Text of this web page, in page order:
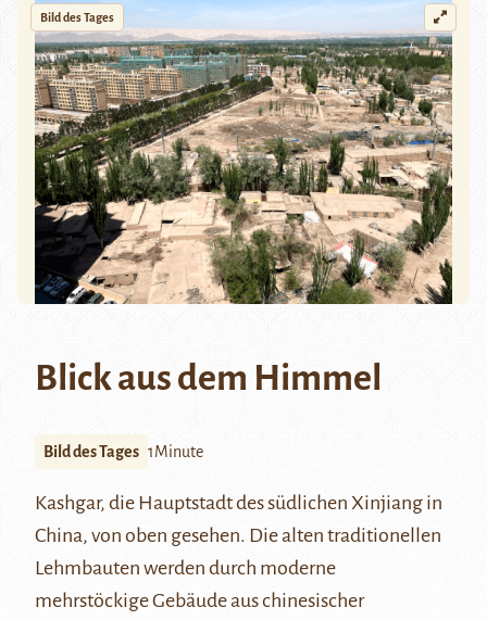
Bild des Tages
Blick aus dem Himmel
Bild des Tages 1Minute
Kashgar, die Hauptstadt des südlichen Xinjiang in
China, von oben gesehen. Die alten traditionellen
Lehmbauten werden durch moderne
mehrstöckige Gebäude aus chinesischer